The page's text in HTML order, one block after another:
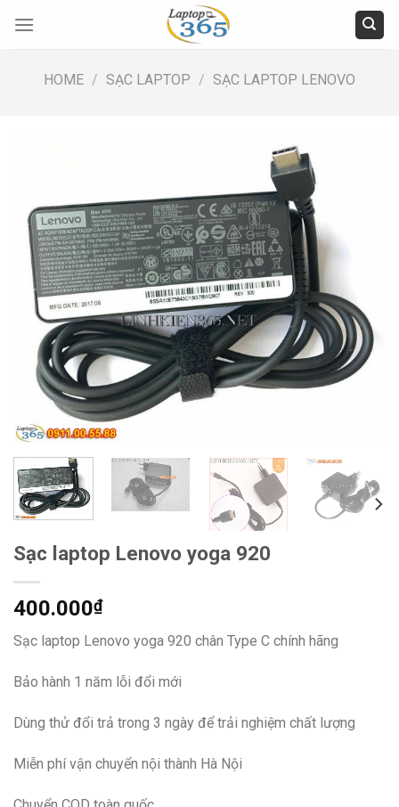
HOME / SẠC LAPTOP / SẠC LAPTOP LENOVO
Sạc laptop Lenovo yoga 920
400.000₫
Sạc laptop Lenovo yoga 920 chân Type C chính hãng
Bảo hành 1 năm lỗi đổi mới
Dùng thử đổi trả trong 3 ngày để trải nghiệm chất lượng
Miễn phí vận chuyển nội thành Hà Nội